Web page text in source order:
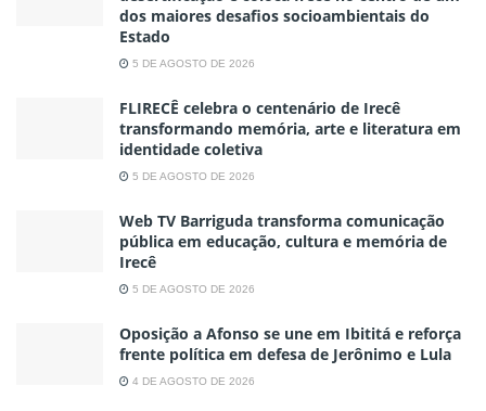
dos maiores desafios socioambientais do
Estado
5 DE AGOSTO DE 2026
FLIRECÊ celebra o centenário de Irecê
transformando memória, arte e literatura em
identidade coletiva
5 DE AGOSTO DE 2026
Web TV Barriguda transforma comunicação
pública em educação, cultura e memória de
Irecê
5 DE AGOSTO DE 2026
Oposição a Afonso se une em Ibititá e reforça
frente política em defesa de Jerônimo e Lula
4 DE AGOSTO DE 2026